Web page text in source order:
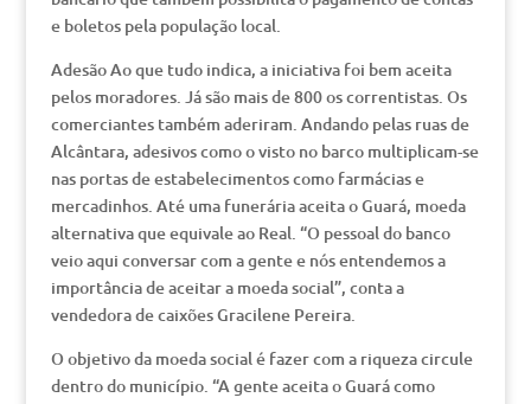
e boletos pela população local.
Adesão Ao que tudo indica, a iniciativa foi bem aceita
pelos moradores. Já são mais de 800 os correntistas. Os
comerciantes também aderiram. Andando pelas ruas de
Alcântara, adesivos como o visto no barco multiplicam-se
nas portas de estabelecimentos como farmácias e
mercadinhos. Até uma funerária aceita o Guará, moeda
alternativa que equivale ao Real. “O pessoal do banco
veio aqui conversar com a gente e nós entendemos a
importância de aceitar a moeda social”, conta a
vendedora de caixões Gracilene Pereira.
O objetivo da moeda social é fazer com a riqueza circule
dentro do município. “A gente aceita o Guará como